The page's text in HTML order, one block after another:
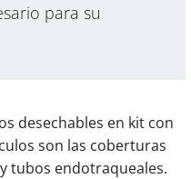
para su
desechables en kit con
son las coberturas
tubos endotraqueales.